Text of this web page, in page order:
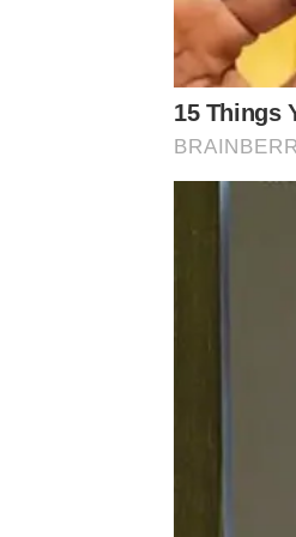
15 Things